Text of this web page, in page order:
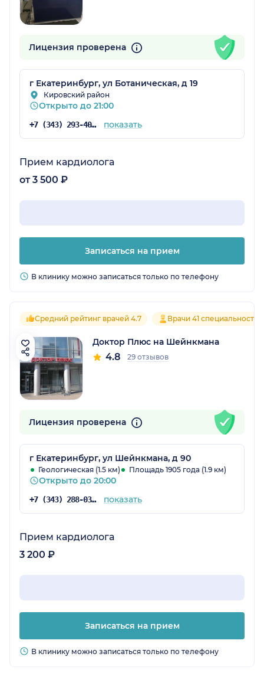
Лицензия проверена
г Екатеринбург, ул Ботаническая, д 19
Кировский район
Открыто до 21:00
+7 (343) 293-40-89 показать
Прием кардиолога
от 3 500 ₽
Записаться на прием
В клинику можно записаться только по телефону
Средний рейтинг врачей 4.7 Врачи 41 специальностей
Доктор Плюс на Шейнкмана
4.8 29 отзывов
Лицензия проверена
г Екатеринбург, ул Шейнкмана, д 90
Геологическая (1.5 км) Площадь 1905 года (1.9 км)
Открыто до 20:00
+7 (343) 288-03-16 показать
Прием кардиолога
3 200 ₽
Записаться на прием
В клинику можно записаться только по телефону